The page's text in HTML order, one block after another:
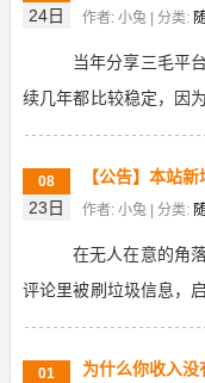
24日 作者: 小兔 | 分类:
当年分享三毛平
续几年都比较稳定，因
便，后来非会员分享的
08
23日
【公告】本站
作者: 小兔 | 分类:
在无人在意的角
评论里被刷垃圾信息，
论区，更加冷清。有人
01 为什么你收入没